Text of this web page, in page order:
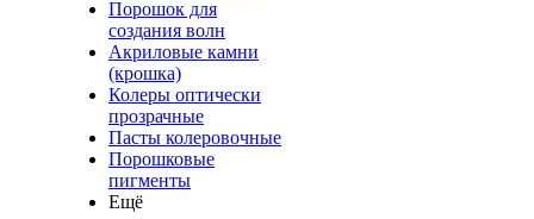
Порошок для
создания волн
Акриловые камни
(крошка)
Колеры оптически
прозрачные
Пасты колеровочные
Порошковые
пигменты
Ещё